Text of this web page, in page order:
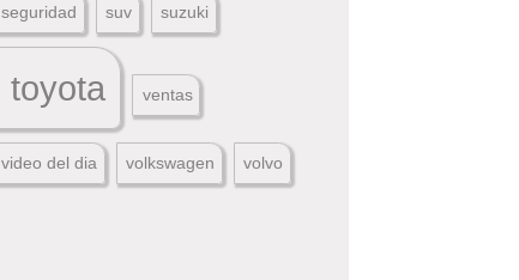
seguridad suv suzuki
toyota ventas
video del dia volkswagen volvo